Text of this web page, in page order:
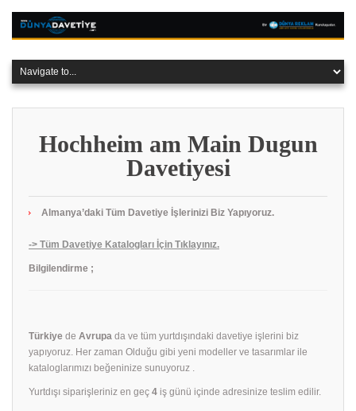
Hochheim am Main Dugun
Davetiyesi
Almanya’daki Tüm Davetiye İşlerinizi Biz Yapıyoruz.
-> Tüm Davetiye Katalogları İçin Tıklayınız.
Bilgilendirme ;
Türkiye de Avrupa da ve tüm yurtdışındaki davetiye işlerini biz
yapıyoruz. Her zaman Olduğu gibi yeni modeller ve tasarımlar ile
kataloglarımızı beğeninize sunuyoruz .
Yurtdışı siparişleriniz en geç 4 iş günü içinde adresinize teslim edilir.